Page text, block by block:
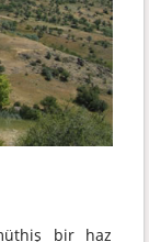
bir haz